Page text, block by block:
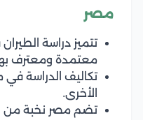
مصر
تتميز دراسة
معتمدة ومعترف
تكاليف الدراسة
الأخرى.
تضم مصر نخبة من